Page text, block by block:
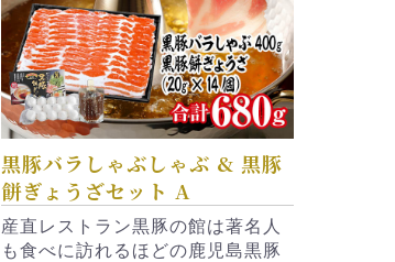
黒豚バラしゃぶしゃぶ & 黒豚
餅ぎょうざセット A
産直レストラン黒豚の館は著名人
も食べに訪れるほどの鹿児島黒豚